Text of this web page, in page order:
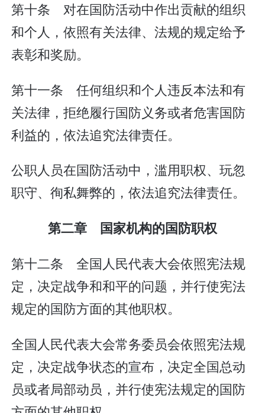
第十条 对在国防活动中作出贡献的组织
和个人，依照有关法律、法规的规定给予
表彰和奖励。
第十一条 任何组织和个人违反本法和有
关法律，拒绝履行国防义务或者危害国防
利益的，依法追究法律责任。
公职人员在国防活动中，滥用职权、玩忽
职守、徇私舞弊的，依法追究法律责任。
第二章 国家机构的国防职权
第十二条 全国人民代表大会依照宪法规
定，决定战争和和平的问题，并行使宪法
规定的国防方面的其他职权。
全国人民代表大会常务委员会依照宪法规
定，决定战争状态的宣布，决定全国总动
员或者局部动员，并行使宪法规定的国防